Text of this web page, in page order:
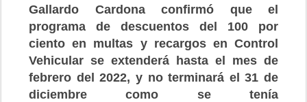
Gallardo Cardona confirmó que el
programa de descuentos del 100 por
ciento en multas y recargos en Control
Vehicular se extenderá hasta el mes de
febrero del 2022, y no terminará el 31 de
diciembre como se tenía